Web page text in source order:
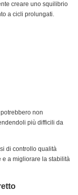
creare uno squilibrio
a cicli prolungati.
non
più difficili da
di controllo qualità
a migliorare la stabilità